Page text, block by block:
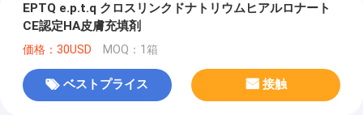
EPTQ e.p.t.q クロスリンクドナトリウムヒアルロナート
CE認定HA皮膚充填剤
価格：30USD MOQ：1箱
ベストプライス 接触